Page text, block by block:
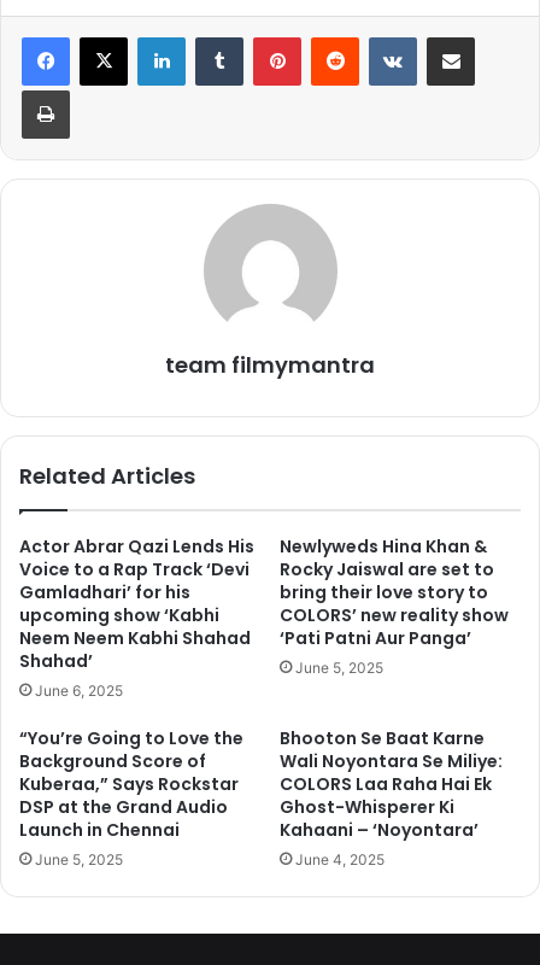
श्रीदेवी के निधन के बाद बोनी कपूर अपनी दोनों बेटियों के लिए पिता तो है ही साथ
मां की कमी का एहसास नहीं होने देना चाहते हैं। श्रीदेवी की दोनों बेटियां खुशी कपूर
और जहान्वी कपूर अपनी मां से बहुत ही ज्यादा करीब हुआ करती थीं।
बोनी कपूर कहते हैं कि “अचानक से श्रीदेवी की मौत ने हमारी जिंदगी बदल कर रख
गई है। बहुत सारी बातें उनसे कहनी थी और बहुत सारे काम हमें करने थे। अपने
अधूरी थी उसे जीवंत करने में लगा हूं। अब तक इस बात पर यकीन नहीं हो पा रहा है
कि श्रीदेवी हमेशा के लिए हमें छोड़कर जा चुकी है।”
बोनी कपूर ने अपने एक पुराने बयान में कहा था कि, “श्रीदेवी दुनिया के लिए एक
बेहतरीन अभिनेत्री थीं, पूरी दुनिया उन्हें चांदनी के नाम से प्यार करती है लेकिन मेरे
लिए श्रीदेवी मेरी सबसे अच्छी पार्टनर, दोस्त, मेरा प्यार और मेरे बच्चों की मां थीं।
मेरे बच्चों के लिए वो सब कुछ थीं। मेरे और मेरे बच्चों की ज़िंदगी श्रीदेवी के इर्द-
team filmymantra
Related Articles
Actor Abrar Qazi Lends His
Voice to a Rap Track ‘Devi
Gamladhari’ for his
upcoming show ‘Kabhi
Neem Neem Kabhi Shahad
Shahad’
June 6, 2025
Newlyweds Hina Khan &
Rocky Jaiswal are set to
bring their love story to
COLORS’ new reality show
‘Pati Patni Aur Panga’
June 5, 2025
“You’re Going to Love the
Background Score of
Kuberaa,” Says Rockstar
DSP at the Grand Audio
Launch in Chennai
June 5, 2025
Bhooton Se Baat Karne
Wali Noyontara Se Miliye:
COLORS Laa Raha Hai Ek
Ghost-Whisperer Ki
Kahaani – ‘Noyontara’
June 4, 2025